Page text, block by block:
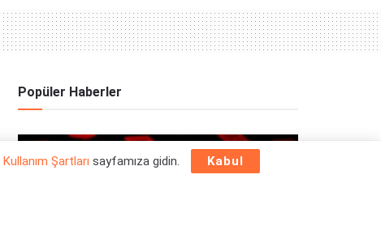
Popüler Haberler
Kullanım Şartları sayfamıza gidin. Kabul